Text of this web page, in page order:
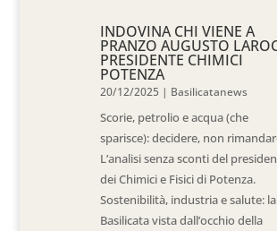
INDOVINA CHI VIENE A
PRANZO AUGUSTO
PRESIDENTE CHIMICI
POTENZA
20/12/2025 | Basilicatanews
Scorie, petrolio e acqua (che
sparisce): decidere, non
L’analisi senza sconti del
dei Chimici e Fisici di Potenza.
Sostenibilità, industria e salute: la
Basilicata vista dall’occhio della